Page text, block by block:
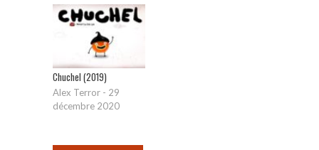
Chuchel (2019)
Alex Terror - 29
décembre 2020